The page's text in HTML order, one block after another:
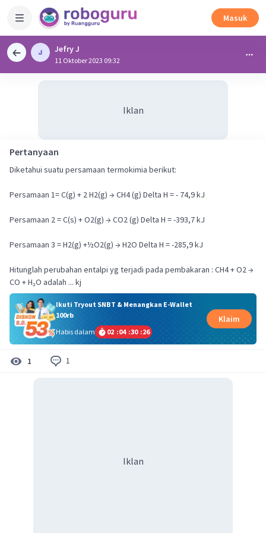
Masuk
Jefry J
11 Oktober 2023 09:32
Iklan
Pertanyaan
Diketahui suatu persamaan termokimia berikut:
Persamaan 1= C(g) + 2 H2(g) → CH4 (g) Delta H = - 74,9 kJ
Persamaan 2 = C(s) + O2(g) → CO2 (g) Delta H = -393,7 kJ
Persamaan 3 = H2(g) +½O2(g) → H2O Delta H = -285,9 kJ
Hitunglah perubahan entalpi yg terjadi pada pembakaran : CH4 + O2 →
Ikuti Tryout SNBT & Menangkan E-Wallet
100rb
Habis dalam
02 :04 :30 :26
Klaim
1 1
Iklan